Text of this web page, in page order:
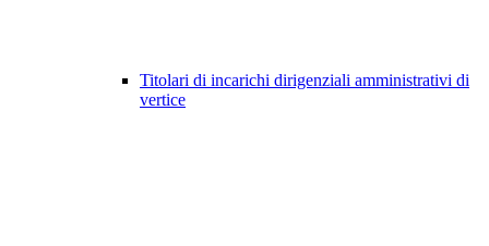
Titolari di incarichi dirigenziali amministrativi di
vertice